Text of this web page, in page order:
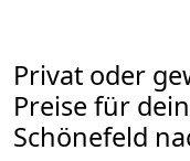
Privat oder
Preise für
Schönefeld